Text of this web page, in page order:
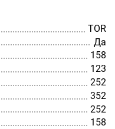
TOR
Да
158
123
252
352
252
158